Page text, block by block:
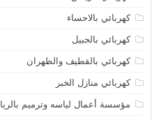
كهربائي بالاحساء
كهربائي بالجبيل
كهربائي بالقطيف والظهران
كهربائي منازل الخبر
مؤسسة أعمال لياسه وترميم